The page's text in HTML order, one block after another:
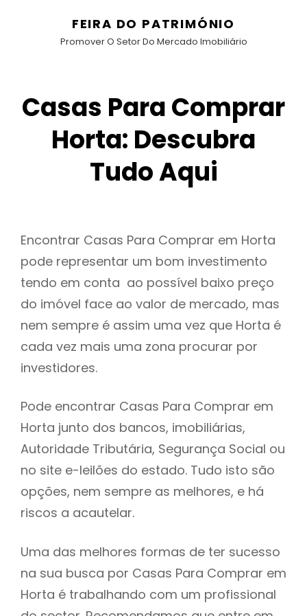
FEIRA DO PATRIMÓNIO
Promover O Setor Do Mercado Imobiliário
Casas Para Comprar
Horta: Descubra
Tudo Aqui
Encontrar Casas Para Comprar em Horta
pode representar um bom investimento
tendo em conta ao possível baixo preço
do imóvel face ao valor de mercado, mas
nem sempre é assim uma vez que Horta é
cada vez mais uma zona procurar por
investidores.
Pode encontrar Casas Para Comprar em
Horta junto dos bancos, imobiliárias,
Autoridade Tributária, Segurança Social ou
no site e-leilões do estado. Tudo isto são
opções, nem sempre as melhores, e há
riscos a acautelar.
Uma das melhores formas de ter sucesso
na sua busca por Casas Para Comprar em
Horta é trabalhando com um profissional